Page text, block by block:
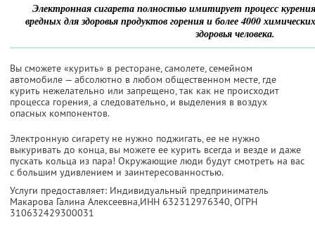
Электронная сигарета полностью имитирует процесс
вредных для здоровья продуктов горения и более 4000
здоровья человека.
Вы сможете «курить» в ресторане, самолете, семейном
автомобиле — абсолютно в любом общественном месте, где
курить нежелательно или запрещено, так как не происходит
процесса горения, а следовательно, и выделения в воздух
опасных компонентов.
Электронную сигарету не нужно поджигать, ее не нужно
выкуривать до конца, вы можете ее курить всегда и везде и даже
пускать кольца из пара! Окружающие люди будут смотреть на вас
с большим удивлением и заинтересованностью.
Услуги предоставляет: Индивидуальный предприниматель
Макарова Галина Алексеевна,ИНН 632312976340, ОГРН
310632429300031